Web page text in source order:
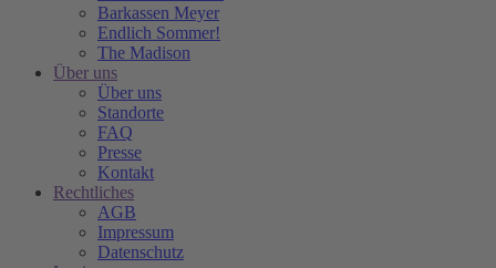
Barkassen Meyer
Endlich Sommer!
The Madison
Über uns
Über uns
Standorte
FAQ
Presse
Kontakt
Rechtliches
AGB
Impressum
Datenschutz